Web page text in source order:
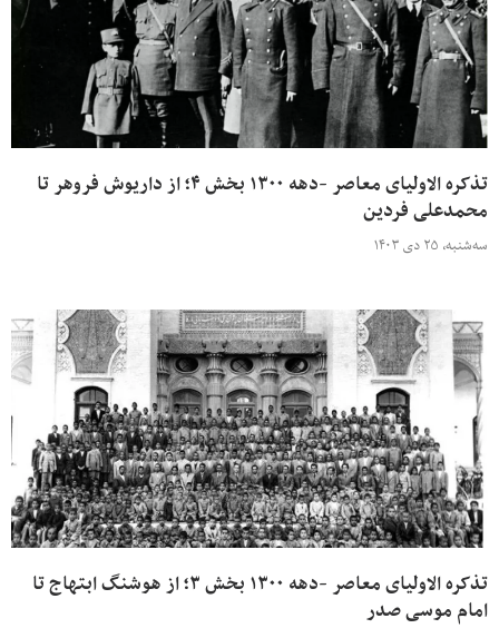
تذکره الاولیای معاصر -دهه ۱۳۰۰ بخش ۴؛ از داریوش فروهر تا
محمدعلی فردین
سه‌شنبه، ۲۵ دی ۱۴۰۳
تذکره الاولیای معاصر -دهه ۱۳۰۰ بخش ۳؛ از هوشنگ ابتهاج تا
امام موسی صدر